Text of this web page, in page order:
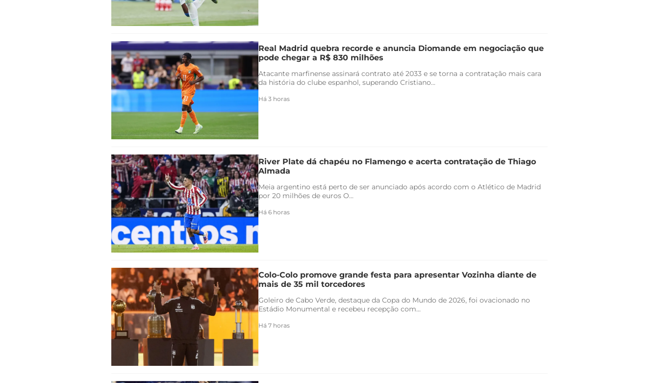
Real Madrid quebra recorde e anuncia Diomande em negociação que
pode chegar a R$ 830 milhões
Atacante marfinense assinará contrato até 2033 e se torna a contratação mais cara
da história do clube espanhol, superando Cristiano...
Há 3 horas
River Plate dá chapéu no Flamengo e acerta contratação de Thiago
Almada
Meia argentino está perto de ser anunciado após acordo com o Atlético de Madrid
por 20 milhões de euros O...
Há 6 horas
Colo-Colo promove grande festa para apresentar Vozinha diante de
mais de 35 mil torcedores
Goleiro de Cabo Verde, destaque da Copa do Mundo de 2026, foi ovacionado no
Estádio Monumental e recebeu recepção com...
Há 7 horas